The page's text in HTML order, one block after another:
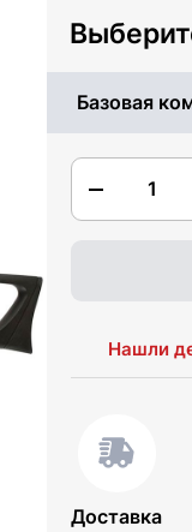
Базовая
1
Нашли
Доставка